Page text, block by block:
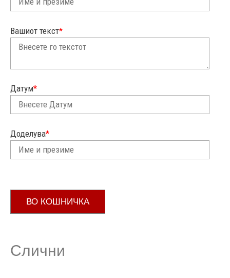
Вашиот текст*
Датум*
Доделува*
ВО КОШНИЧКА
Слични